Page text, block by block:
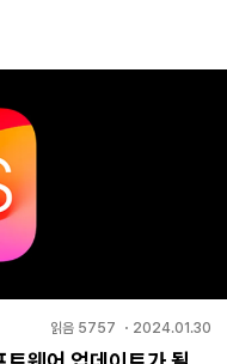
읽음 5757 ・ 2024.01.30